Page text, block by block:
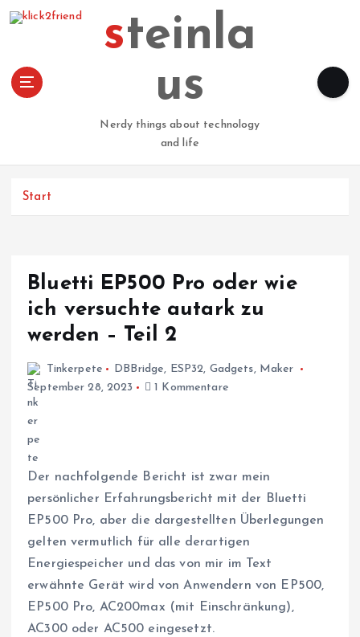
steinla
us
Nerdy things about technology
and life
Start
Bluetti EP500 Pro oder wie
ich versuchte autark zu
werden – Teil 2
Tinkerpete DBBridge, ESP32, Gadgets, Maker
September 28, 2023
1 Kommentare
Der nachfolgende Bericht ist zwar mein
persönlicher Erfahrungsbericht mit der Bluetti
EP500 Pro, aber die dargestellten Überlegungen
gelten vermutlich für alle derartigen
Energiespeicher und das von mir im Text
erwähnte Gerät wird von Anwendern von EP500,
EP500 Pro, AC200max (mit Einschränkung),
AC300 oder AC500 eingesetzt.